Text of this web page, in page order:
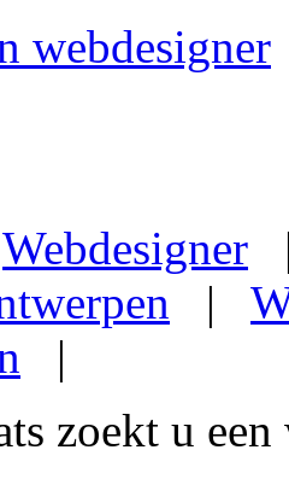
webdesigner
Webdesigner
|
|
zoekt u een